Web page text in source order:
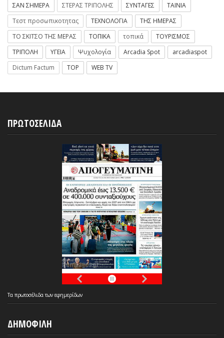
ΣΑΝ ΣΗΜΕΡΑ
ΣΤΕΡΑΣ ΤΡΙΠΟΛΗΣ ΣΥΝΤΑΓΕΣ
ΤΑΙΝΙΑ
Τεστ προσωπικοτητας
ΤΕΧΝΟΛΟΓΙΑ
ΤΗΣ ΗΜΕΡΑΣ
ΤΟ ΣΚΙΤΣΟ ΤΗΣ ΜΕΡΑΣ
ΤΟΠΙΚΑ τοπικά
ΤΟΥΡΙΣΜΟΣ
ΤΡΙΠΟΛΗ
ΥΓΕΙΑ Ψυχολογία Arcadia Spot
arcadiaspot
Dictum Factum
TOP WEB TV
ΠΡΩΤΟΣΕΛΙΔΑ
Τα πρωτοσέλιδατων εφημερίδων
ΔΗΜΟΦΙΛΗ